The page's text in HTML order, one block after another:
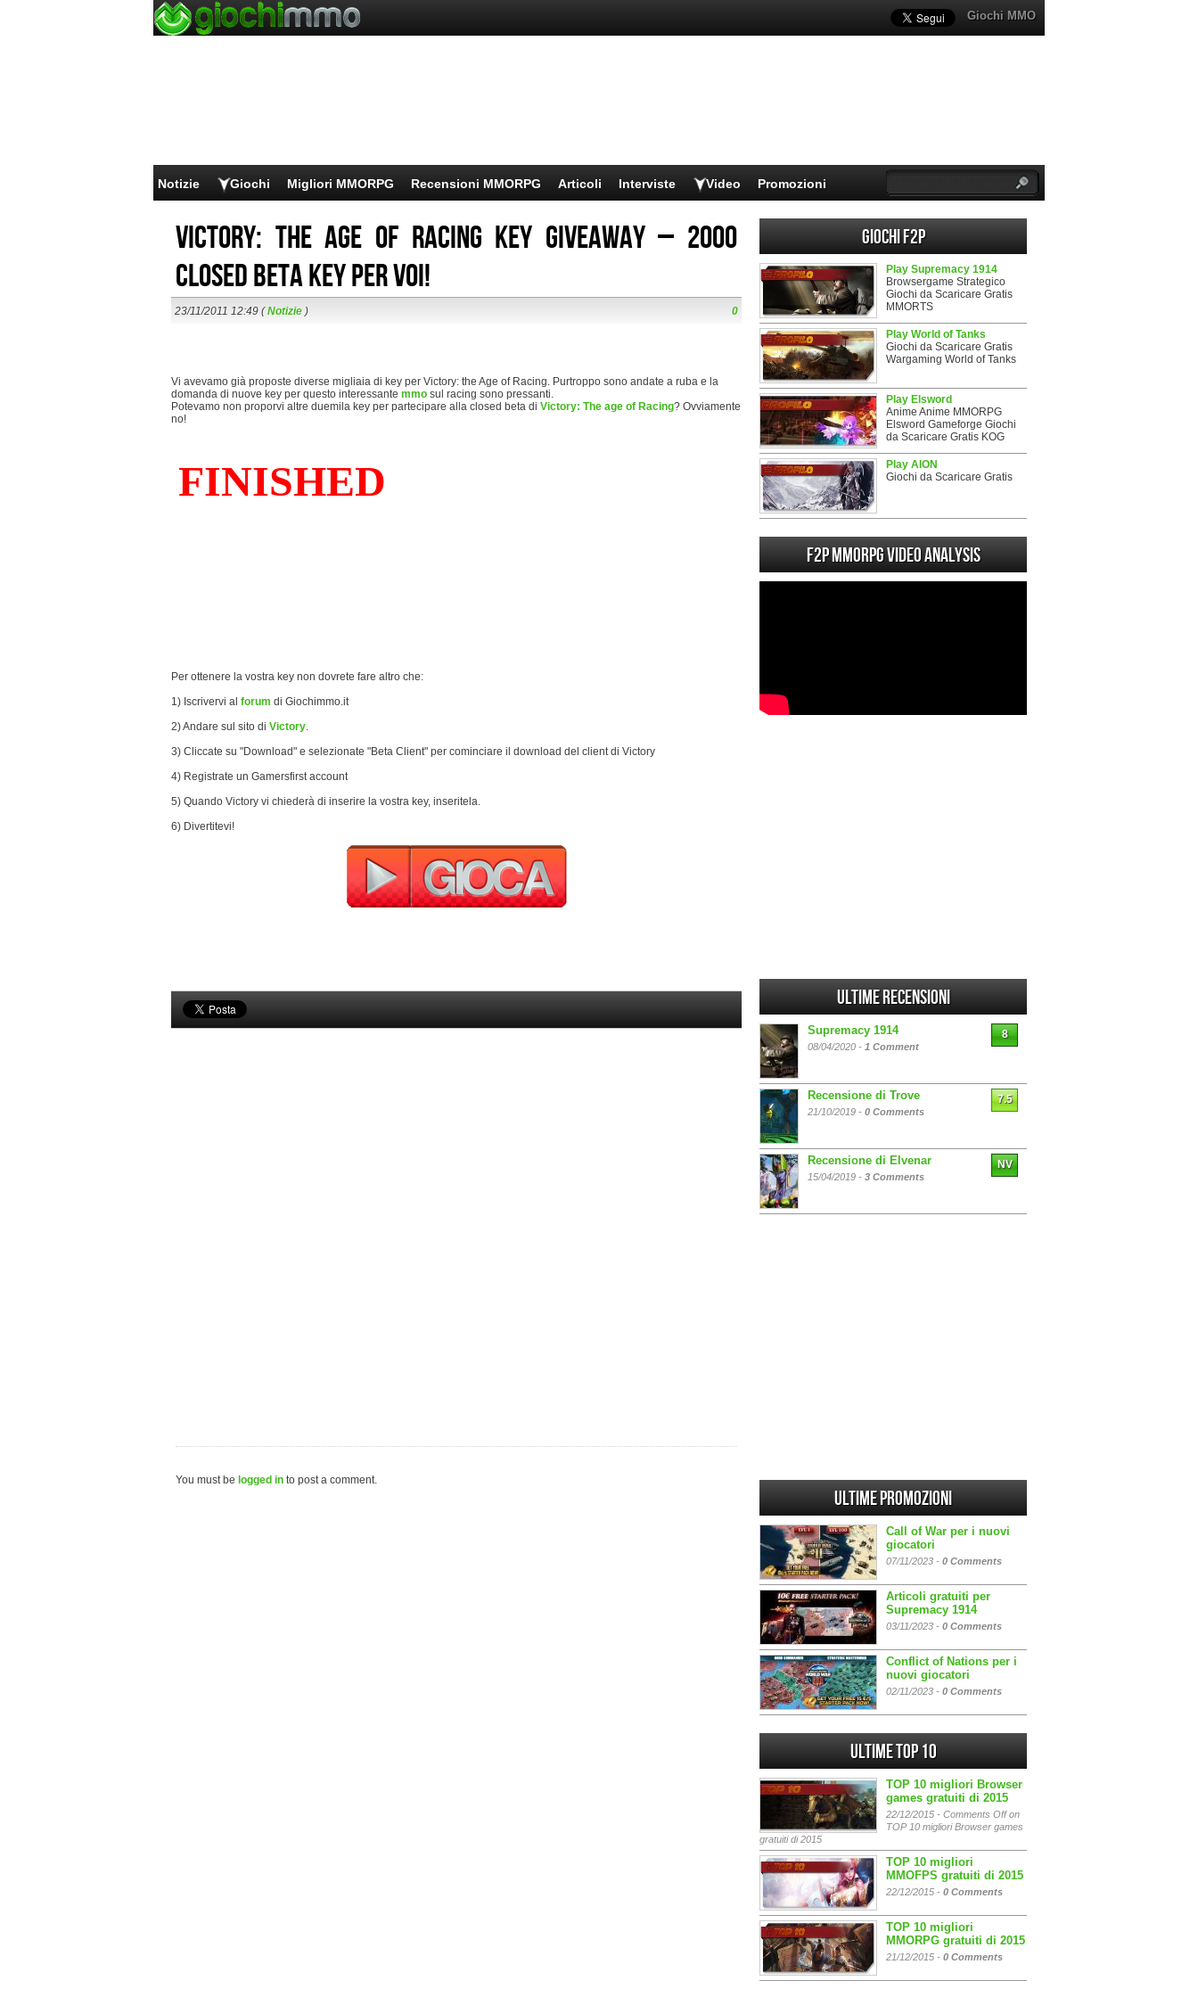
Giochi MMO
Notizie Giochi Migliori MMORPG Recensioni MMORPG Articoli Interviste Video Promozioni
Victory: the Age of Racing key giveaway – 2000
closed beta key per voi!
23/11/2011 12:49 (Notizie ) 0
Vi avevamo già proposte diverse migliaia di key per Victory: the Age of Racing. Purtroppo sono andate a ruba e la
domanda di nuove key per questo interessante mmo sul racing sono pressanti.
Potevamo non proporvi altre duemila key per partecipare alla closed beta di Victory: The age of Racing? Ovviamente
no!
Per ottenere la vostra key non dovrete fare altro che:
1) Iscrivervi al forum di Giochimmo.it
2) Andare sul sito di Victory.
3) Cliccate su "Download" e selezionate "Beta Client" per cominciare il download del client di Victory
4) Registrate un Gamersfirst account
5) Quando Victory vi chiederà di inserire la vostra key, inseritela.
6) Divertitevi!
You must be logged in to post a comment.
Giochi F2P
Play Supremacy 1914
Browsergame Strategico
Giochi da Scaricare Gratis
MMORTS
Play World of Tanks
Giochi da Scaricare Gratis
Wargaming World of Tanks
Play Elsword
Anime Anime MMORPG
Elsword Gameforge Giochi
da Scaricare Gratis KOG
Play AION
Giochi da Scaricare Gratis
F2P MMORPG Video analysis
Ultime Recensioni
Supremacy 1914
08/04/2020 - 1 Comment
8
Recensione di Trove
21/10/2019 - 0 Comments
7.5
Recensione di Elvenar
15/04/2019 - 3 Comments
NV
Ultime promozioni
Call of War per i nuovi
giocatori
07/11/2023 - 0 Comments
Articoli gratuiti per
Supremacy 1914
03/11/2023 - 0 Comments
Conflict of Nations per i
nuovi giocatori
02/11/2023 - 0 Comments
Ultime Top 10
TOP 10 migliori Browser
games gratuiti di 2015
22/12/2015 - Comments Offon
TOP 10 migliori Browser games
gratuiti di 2015
TOP 10 migliori
MMOFPS gratuiti di 2015
22/12/2015 - 0 Comments
TOP 10 migliori
MMORPG gratuiti di 2015
21/12/2015 - 0 Comments